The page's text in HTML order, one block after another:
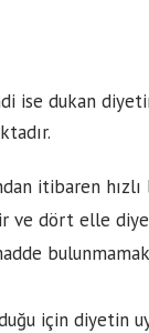
ise dukan
itibaren
ve dört elle
için diyetin